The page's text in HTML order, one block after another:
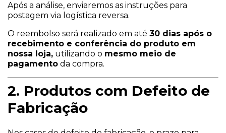
Após a análise, enviaremos as instruções para
postagem via logística reversa.
O reembolso será realizado em até 30 dias após o
recebimento e conferência do produto em
nossa loja, utilizando o mesmo meio de
pagamento da compra.
2. Produtos com Defeito de
Fabricação